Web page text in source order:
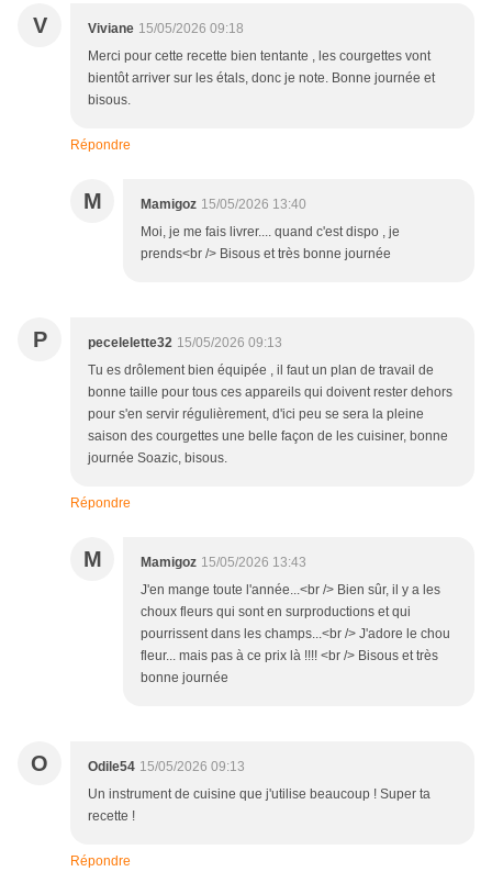
V Viviane 15/05/2026 09:18
Merci pour cette recette bien tentante , les courgettes vont
bientôt arriver sur les étals, donc je note. Bonne journée et
bisous.
Répondre
M Mamigoz 15/05/2026 13:40
Moi, je me fais livrer.... quand c'est dispo , je
prends<br /> Bisous et très bonne journée
P pecelelette32 15/05/2026 09:13
Tu es drôlement bien équipée , il faut un plan de travail de
bonne taille pour tous ces appareils qui doivent rester dehors
pour s'en servir régulièrement, d'ici peu se sera la pleine
saison des courgettes une belle façon de les cuisiner, bonne
journée Soazic, bisous.
Répondre
M Mamigoz 15/05/2026 13:43
J'en mange toute l'année...<br /> Bien sûr, il y a les
choux fleurs qui sont en surproductions et qui
pourrissent dans les champs...<br /> J'adore le chou
fleur... mais pas à ce prix là !!!! <br /> Bisous et très
bonne journée
O Odile54 15/05/2026 09:13
Un instrument de cuisine que j'utilise beaucoup ! Super ta
recette !
Répondre